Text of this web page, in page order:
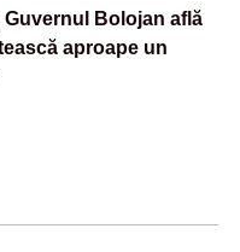
Guvernul Bolojan află
aproape un